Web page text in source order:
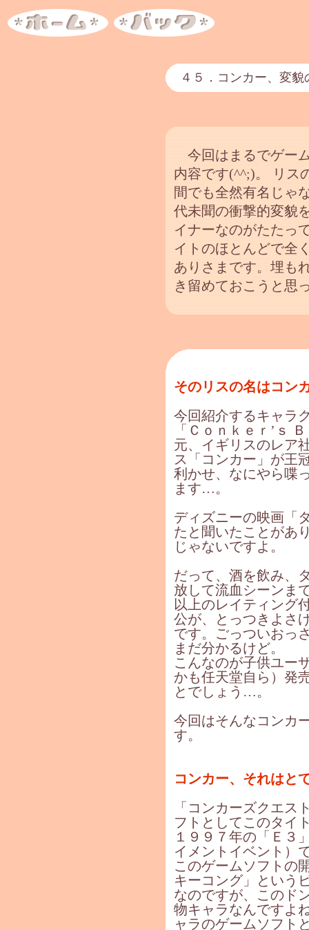
４５．コンカー、変
今回はまるでゲー
内容です(^^;)。 リス
間でも全然有名じゃ
代未聞の衝撃的変貌
イナーなのがたたっ
イトのほとんどで全
ありさまです。埋も
き留めておこうと思
そのリスの名はコン
今回紹介するキャラ
「Ｃｏｎｋｅｒ’ｓ
元、イギリスのレア
ス「コンカー」が王
利かせ、なにやら喋
ます…。
ディズニーの映画「
たと聞いたことがあ
じゃないですよ。
だって、酒を飲み、
放して流血シーンま
以上のレイティング
公が、とっつきよさ
です。ごっついおっ
まだ分かるけど。
こんなのが子供ユー
かも任天堂自ら）発
とでしょう…。
今回はそんなコンカ
す。
コンカー、それはと
「コンカーズクエス
フトとしてこのタイ
１９９７年の「Ｅ３
イメントイベント）
このゲームソフトの
キーコング」という
なのですが、このド
物キャラなんですよ
ャラのゲームソフト